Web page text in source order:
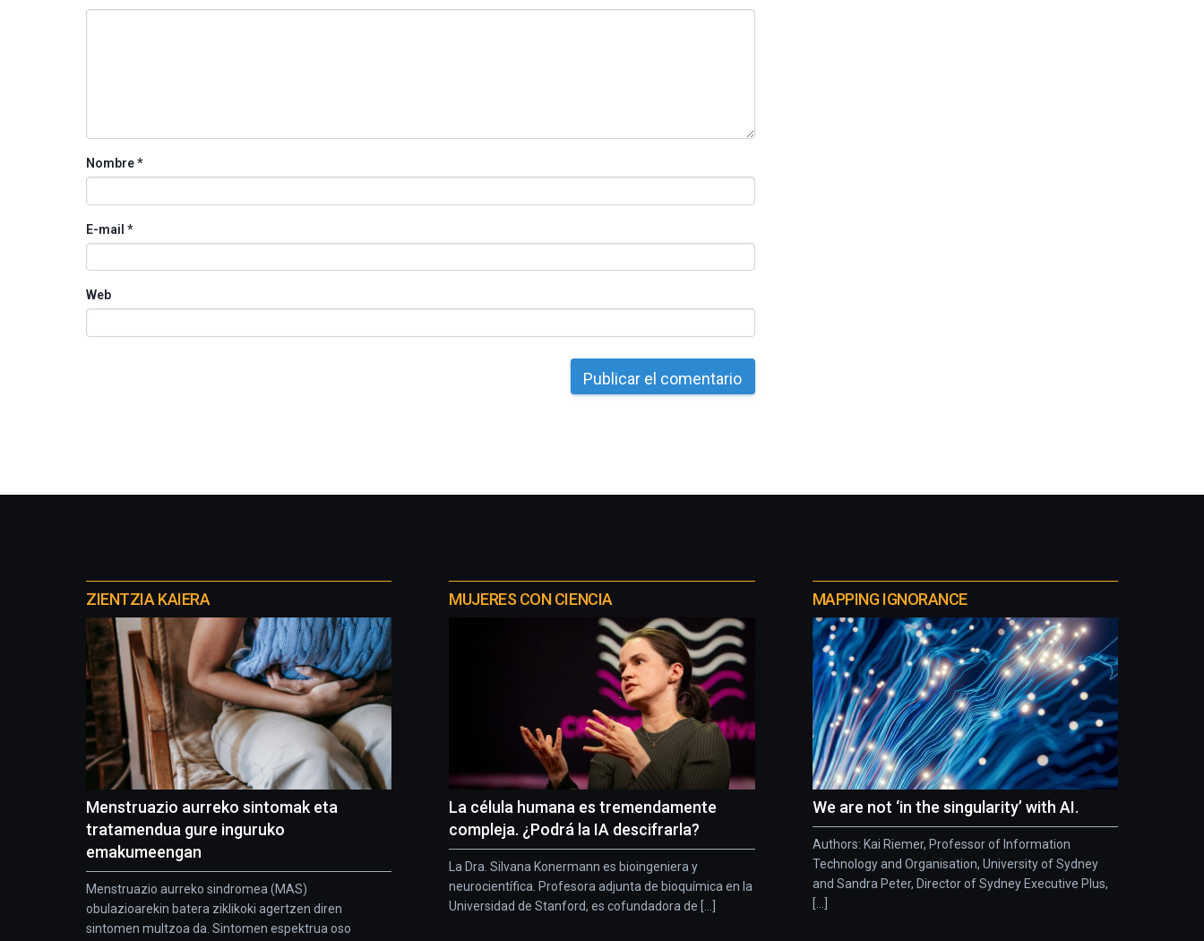
Nombre*
E-mail *
Web
proyectos
ZIENTZIA KAIERA
Menstruazio aurreko sintomak eta
tratamendua gure inguruko
emakumeengan
Menstruazio aurreko sindromea (MAS)
obulazioarekin batera ziklikoki agertzen diren
sintomen multzoa da. Sintomen espektrua oso
MUJERES CON CIENCIA
La célula humana es tremendamente
compleja. ¿Podrá la IA descifrarla?
La Dra. Silvana Konermann es bioingeniera y
neurocientífica. Profesora adjunta de bioquímica en la
Universidad de Stanford, es cofundadora de [...]
MAPPING IGNORANCE
We are not ‘in the singularity’ with AI.
Authors: Kai Riemer, Professor of Information
Technology and Organisation, University of Sydney
and Sandra Peter, Director of Sydney Executive Plus,
[...]